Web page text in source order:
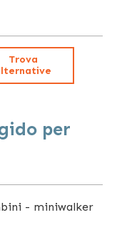
Trova
per
- miniwalker